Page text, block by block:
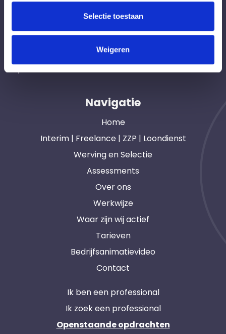
Selectie toestaan
Weigeren
Professionals likeFrintzz
Hét interim bemiddelingsbureau voor
opdrachtgevers en interim, freelance en ZZP
professionals in heel Nederland. Ook loondienst.
Navigatie
Home
Interim | Freelance | ZZP | Loondienst
Werving en Selectie
Assessments
Over ons
Werkwijze
Waar zijn wij actief
Tarieven
Bedrijfsanimatievideo
Contact
Ik ben een professional
Ik zoek een professional
Openstaande opdrachten